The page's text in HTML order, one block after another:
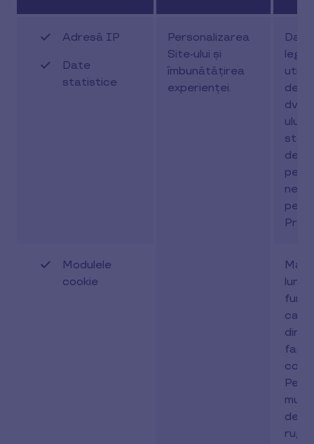
Adresă IP
Date
statistice
Personalizarea
Site-ului și
îmbunătățirea
experienței.
de
dvs.
ului
de-a
Modulele
cookie
luni
din
face
multe